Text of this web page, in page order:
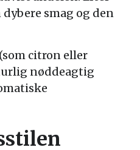
smag og den
citron eller
nøddeagtig